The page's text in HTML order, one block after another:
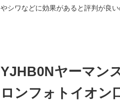
やシワなどに効果があると評判が良
YJHB0Nヤーマン
ロンフォトイオン